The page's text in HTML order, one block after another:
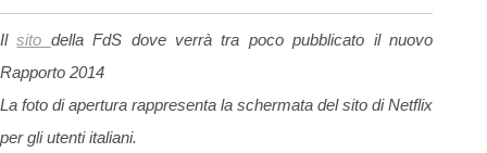
Ilsito della FdS dove verrà tra poco pubblicato il nuovo
Rapporto 2014
La foto di apertura rappresenta la schermata del sito di Netflix
per gli utenti italiani.